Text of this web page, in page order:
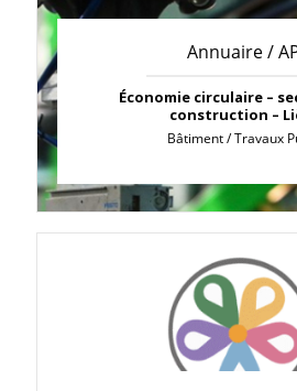
Annuaire /
Économie circulaire –
construction –
Bâtiment / Travaux